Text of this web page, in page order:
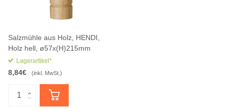
Salzmühle aus Holz, HENDI,
Holz hell, ø57x(H)215mm
Lagerartikel*
8,84€ (inkl. MwSt.)